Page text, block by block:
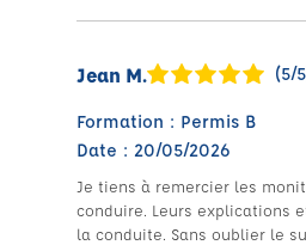
Jean M. (5/
Formation : Permis B
Date : 20/05/2026
Je tiens à remercier les
conduire. Leurs explications
la conduite. Sans oublier le